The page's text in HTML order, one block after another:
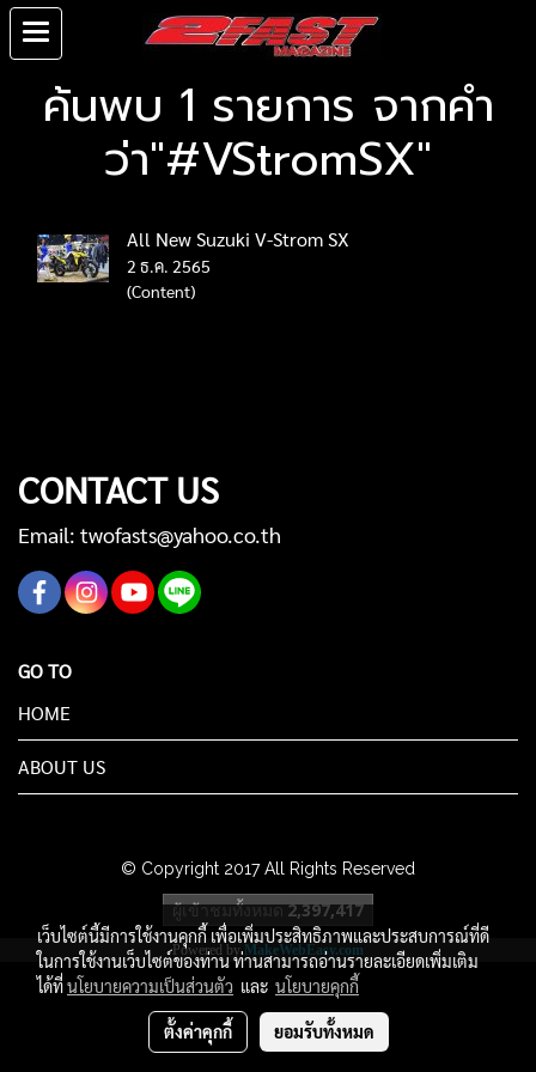
ค้นพบ 1 รายการ จากคำ
ว่า"#VStromSX"
All New Suzuki V-Strom SX
2 ธ.ค. 2565
(Content)
CONTACT US
Email: twofasts@yahoo.co.th
GO TO
HOME
ABOUT US
© Copyright 2017 All Rights Reserved
ผู้เข้าชมทั้งหมด2,397,417
Powered byMakeWebEasy.com
เว็บไซต์นี้มีการใช้งานคุกกี้ เพื่อเพิ่มประสิทธิภาพและประสบการณ์ที่ดี
ในการใช้งานเว็บไซต์ของท่าน ท่านสามารถอ่านรายละเอียดเพิ่มเติม
ได้ที่นโยบายความเป็นส่วนตัว และ นโยบายคุกกี้
ตั้งค่าคุกกี้ ยอมรับทั้งหมด